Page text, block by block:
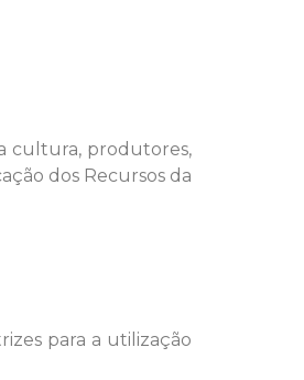
cultura, produtores,
dos Recursos da
para a utilização